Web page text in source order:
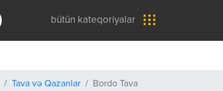
bütün kateqoriyalar
Tava və Qazanlar Bordo Tava